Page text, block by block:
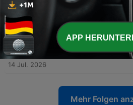
435 - WM-Tag 35: Spaniens
Vendetta
15 Jul. 2026
434 - WM-Tag 34: Mehr Spiele,
Weltmeisterschaft
14 Jul. 2026
Mehr Folgen
APP